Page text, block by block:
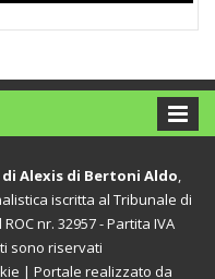
Alexis di Bertoni Aldo,
iscritta al Tribunale di
nr. 32957 - Partita IVA
sono riservati
| Portale realizzato da